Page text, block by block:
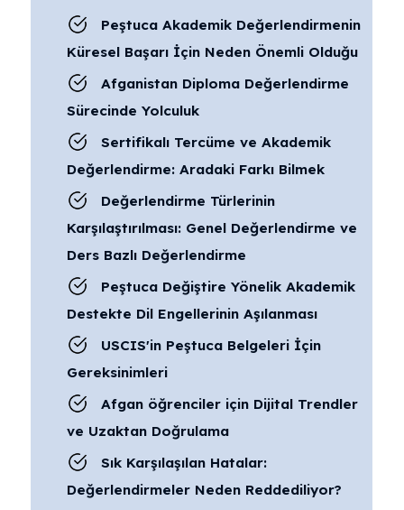
Peştuca Akademik Değerlendirmenin
Küresel Başarı İçin Neden Önemli Olduğu
Afganistan Diploma Değerlendirme
Sürecinde Yolculuk
Sertifikalı Tercüme ve Akademik
Değerlendirme: Aradaki Farkı Bilmek
Değerlendirme Türlerinin
Karşılaştırılması: Genel Değerlendirme ve
Ders Bazlı Değerlendirme
Peştuca Değiştire Yönelik Akademik
Destekte Dil Engellerinin Aşılanması
USCIS'in Peştuca Belgeleri İçin
Gereksinimleri
Afgan öğrenciler için Dijital Trendler
ve Uzaktan Doğrulama
Sık Karşılaşılan Hatalar:
Değerlendirmeler Neden Reddediliyor?